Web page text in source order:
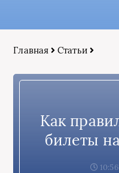
Главная Статьи
Как
билеты